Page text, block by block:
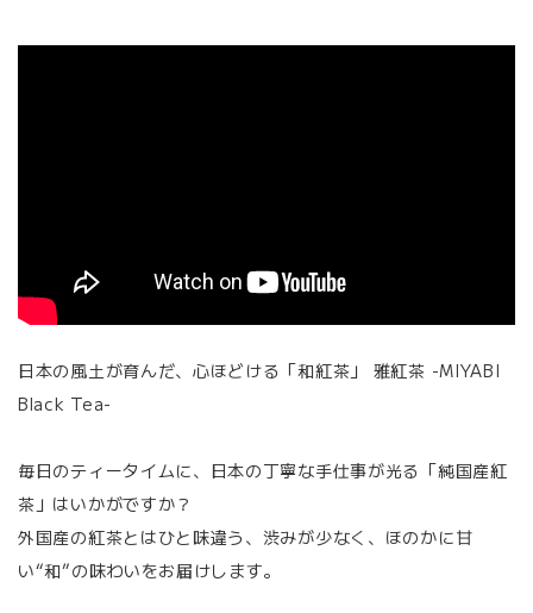
日本の風土が育んだ、心ほどける「和紅茶」 雅紅茶 -MIYABI
Black Tea-
毎日のティータイムに、日本の丁寧な手仕事が光る「純国産紅
茶」はいかがですか？
外国産の紅茶とはひと味違う、渋みが少なく、ほのかに甘
い“和”の味わいをお届けします。